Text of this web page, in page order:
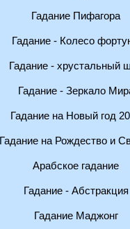
Гадание Пифагора
Гадание - Колесо
Гадание - хрустальный
Гадание - Зеркало
Гадание на Новый год
Гадание на Рождество и
Арабское гадание
Гадание - Абстракция
Гадание Маджонг